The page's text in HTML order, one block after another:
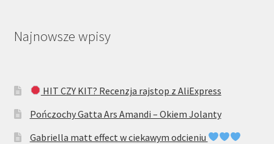
Najnowsze wpisy
HIT CZY KIT? Recenzja rajstop z AliExpress
Pończochy Gatta Ars Amandi – Okiem Jolanty
Gabriella matt effect w ciekawym odcieniu